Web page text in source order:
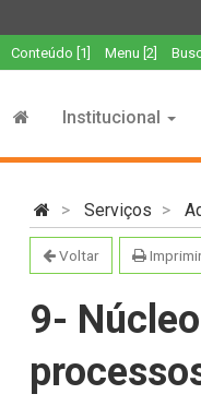
Conteúdo [1] Menu [2]
Institucional
Serviços
Voltar
9-